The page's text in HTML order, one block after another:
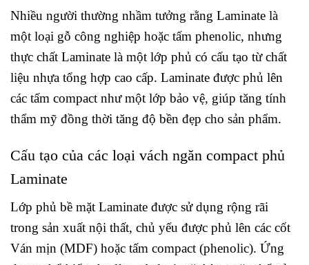
Nhiều người thường nhầm tưởng rằng Laminate là
một loại gỗ công nghiệp hoặc tấm phenolic, nhưng
thực chất Laminate là một lớp phủ có cấu tạo từ chất
liệu nhựa tổng hợp cao cấp. Laminate được phủ lên
các tấm compact như một lớp bảo vệ, giúp tăng tính
thẩm mỹ đồng thời tăng độ bền đẹp cho sản phẩm.
Cấu tạo của các loại vách ngăn compact phủ
Laminate
Lớp phủ bề mặt Laminate được sử dụng rộng rãi
trong sản xuất nội thất, chủ yếu được phủ lên các cốt
Ván mịn (MDF) hoặc tấm compact (phenolic). Ứng